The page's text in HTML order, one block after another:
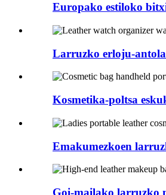
Europako estiloko
Larruzko erloju-
Kosmetika-poltsa
Emakumezkoen
Goi-mailako larruzko